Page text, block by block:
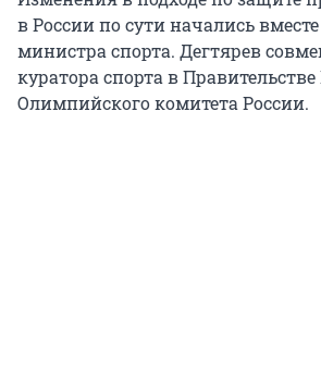
в России по сути начались
министра спорта. Дегтярев
куратора спорта в
Олимпийского комитета России.